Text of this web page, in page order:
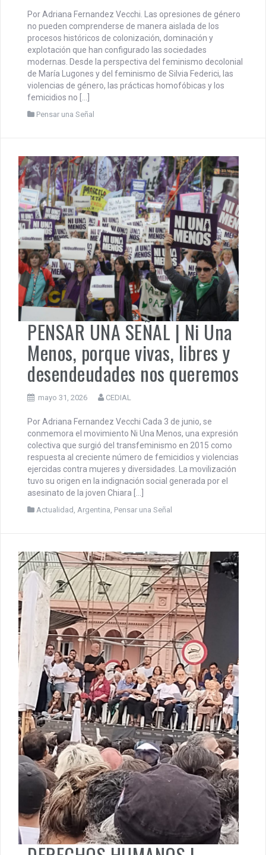
PENSAR UNA SEÑAL |
FEMINISMO DECOLONIAL,
PATRIARCADO Y COLONIA
junio 7, 2026 CEDIAL
no pueden comprenderse de manera aislada de los
de María Lugones y del feminismo de Silvia Federici, las
violencias de género, las prácticas homofóbicas y los
femicidios no […]
Pensar una Señal
PENSAR UNA SEÑAL | Ni Una
Menos, porque vivas, libres y
desendeudades nos queremos
mayo 31, 2026 CEDIAL
Por Adriana Fernandez Vecchi Cada 3 de junio, se
ejercidas contra mujeres y diversidades. La movilización
tuvo su origen en la indignación social generada por el
asesinato de la joven Chiara […]
Actualidad,Argentina,Pensar una Señal